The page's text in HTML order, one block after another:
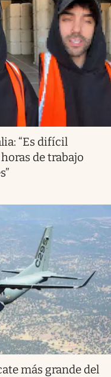
“Es difícil
de trabajo
más grande del